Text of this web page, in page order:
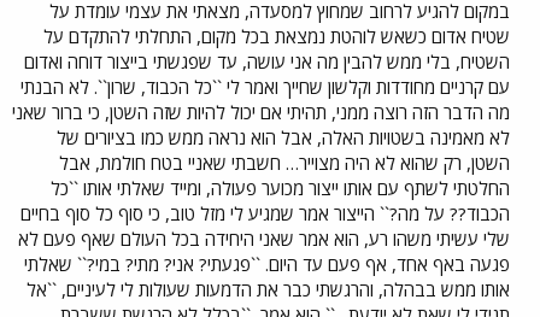
במקום להגיע לרחוב שמחוץ למסעדה, מצאתי את עצמי עומדת על
שטיח אדום כשאש לוהטת נמצאת בכל מקום, התחלתי להתקדם על
השטיח, בלי ממש להבין מה אני עושה, עד שפגשתי בייצור דוחה ואדום
עם קרניים מחודדות וקלשון שחייך ואמר לי ``כל הכבוד, שרון``. לא הבנתי
מה הדבר הזה רוצה ממני, תהיתי אם יכול להיות שזה השטן, כי ברור שאני
לא מאמינה בשטויות האלה, אבל הוא נראה ממש כמו בציורים של
השטן, רק שהוא לא היה מצוייר… חשבתי שאניי בטח חולמת, אבל
החלטתי לשתף עם אותו ייצור מכוער פעולה, ומייד שאלתי אותו ``כל
הכבוד?? על מה?`` הייצור אמר שמגיע לי מזל טוב, כי סוף כל סוף בחיים
שלי עשיתי משהו רע, הוא אמר שאני היחידה בכל העולם שאף פעם לא
פגעה באף אחד, אף פעם עד היום. ``פגעתי? אני? מתי? במי?`` שאלתי
אותו ממש בבהלה, והרגשתי כבר את הדמעות שעולות לי לעיניים, ``אל